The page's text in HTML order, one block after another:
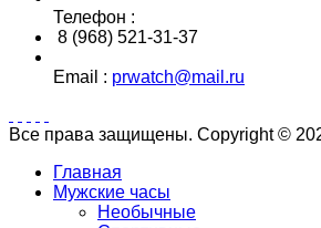
Телефон :
8 (968) 521-31-37
Email : prwatch@mail.ru
Все права защищены. Copyright ©
Главная
Мужские часы
Необычные